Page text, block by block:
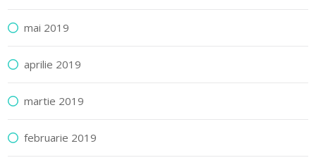
mai 2019
aprilie 2019
martie 2019
februarie 2019